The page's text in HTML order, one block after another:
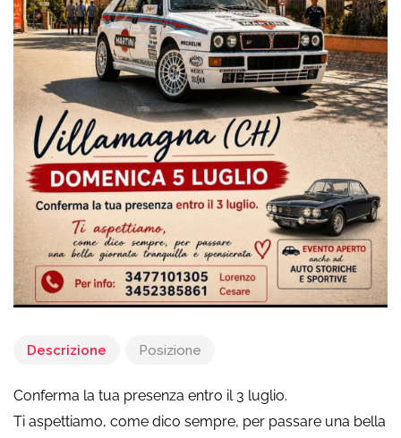
Descrizione Posizione
Conferma la tua presenza entro il 3 luglio.
Ti aspettiamo, come dico sempre, per passare una bella